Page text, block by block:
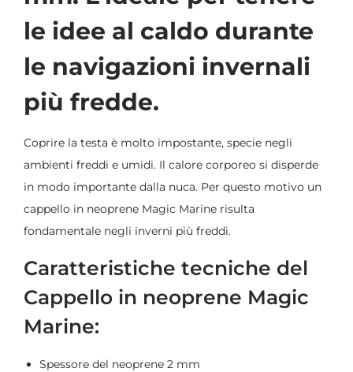
le idee al caldo durante
le navigazioni invernali
più fredde.
Coprire la testa è molto impostante, specie negli
ambienti freddi e umidi. Il calore corporeo si disperde
in modo importante dalla nuca. Per questo motivo un
cappello in neoprene Magic Marine risulta
fondamentale negli inverni più freddi.
Caratteristiche tecniche del
Cappello in neoprene Magic
Marine:
Spessore del neoprene 2 mm